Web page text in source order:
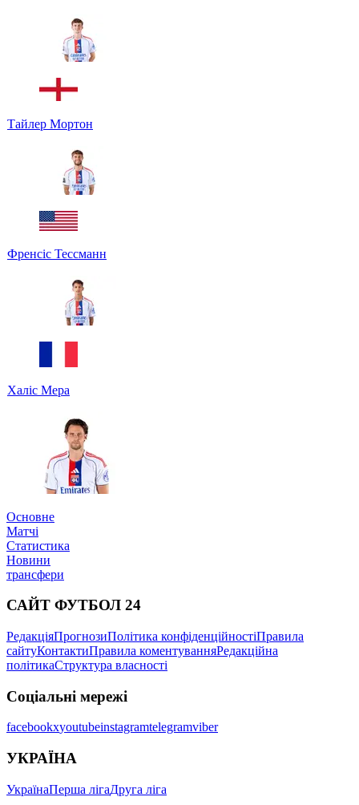
Тайлер Мортон
Френсіс Тессманн
Халіс Мера
Основне
Матчі
Статистика
Новини
трансфери
САЙТ ФУТБОЛ 24
РедакціяПрогнозиПолітика конфіденційностіПравила
сайтуКонтактиПравила коментуванняРедакційна
політикаСтруктура власності
Соціальні мережі
facebookxyoutubeinstagramtelegramviber
УКРАЇНА
УкраїнаПерша лігаДруга ліга